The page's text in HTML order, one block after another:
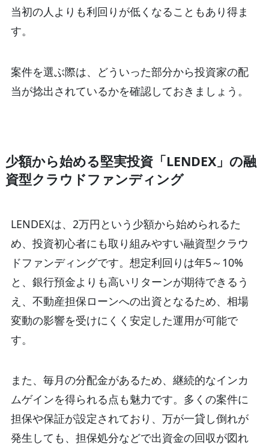
当初の人よりも利回りが低くなることもあり得ま
す。
案件を選ぶ際は、どういった部分から投資家の配
当が捻出されているかを確認しておきましょう。
少額から始める堅実投資「LENDEX」の融
資型クラウドファンディング
LENDEXは、2万円という少額から始められるた
め、投資初心者にも取り組みやすい融資型クラウ
ドファンディングです。想定利回りは年5～10%
と、銀行預金よりも高いリターンが期待できるう
え、不動産担保ローンへの出資となるため、相場
変動の影響を受けにくく安定した運用が可能で
す。
また、毎月の分配金があるため、継続的なインカ
ムゲインを得られる点も魅力です。多くの案件に
担保や保証が設定されており、万が一貸し倒れが
発生しても、担保処分などで出資金の回収が図れ